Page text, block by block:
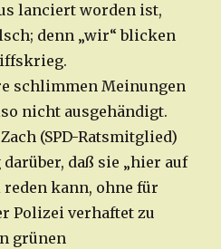
lanciert worden ist,
denn „wir“ blicken
schlimmen Meinungen
nicht ausgehändigt.
(SPD-Ratsmitglied)
daß sie „hier auf
kann, ohne für
Polizei verhaftet zu
grünen